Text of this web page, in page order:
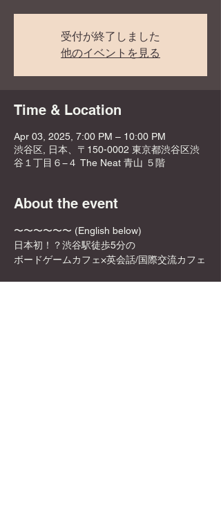
受付が終了しました
他のイベントを見る
Time & Location
Apr 03, 2025, 7:00 PM – 10:00 PM
渋谷区, 日本、〒150-0002 東京都渋谷区渋
谷１丁目６−４ The Neat 青山 ５階
About the event
〜〜〜〜〜〜 (English below)
日本初！？渋谷駅徒歩5分の
ボードゲームカフェ×英会話/国際交流カフェ